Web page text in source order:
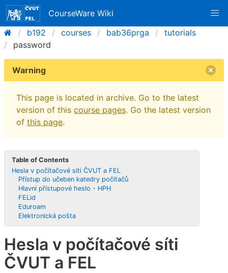
CourseWare Wiki
b192
courses bab36prga
tutorials
password
Warning
This page is located in archive. Go to the latest
version of this course pages. Go the latest version
of this page.
Table of Contents
Hesla v počítačové síti ČVUT a FEL
Přístup do učeben katedry počítačů
Hlavní přístupové heslo - HPH
FELid
Eduroam
Elektronická pošta
Hesla v počítačové síti
ČVUT a FEL